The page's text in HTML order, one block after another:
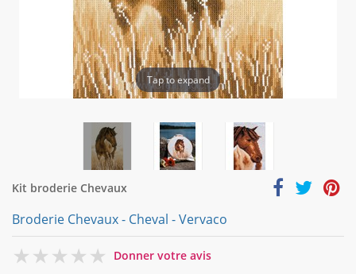
Tap to expand
Kit broderie Chevaux
Broderie Chevaux - Cheval - Vervaco
0
Donner votre avis